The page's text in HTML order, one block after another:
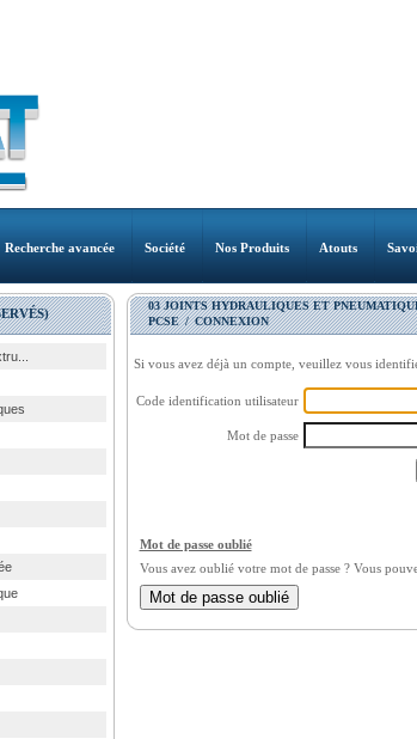
Recherche avancée Société Nos Produits Atouts
03 JOINTS HYDRAULIQUES ET
PCSE / CONNEXION
Si vous avez déjà un compte, veuillez vous
Code identification utilisateur
Mot de passe
Mot de passe oublié
Vous avez oublié votre mot de passe ? Vous